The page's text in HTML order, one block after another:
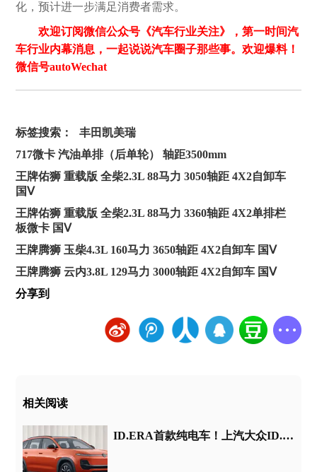
化，预计进一步满足消费者需求。
欢迎订阅微信公众号《汽车行业关注》，第一时间汽
车行业内幕消息，一起说说汽车圈子那些事。欢迎爆料！
微信号autoWechat
标签搜索：
丰田凯美瑞
717微卡 汽油单排（后单轮） 轴距3500mm
王牌佑狮 重载版 全柴2.3L 88马力 3050轴距 4X2自卸车
国Ⅴ
王牌佑狮 重载版 全柴2.3L 88马力 3360轴距 4X2单排栏
板微卡 国Ⅴ
王牌腾狮 玉柴4.3L 160马力 3650轴距 4X2自卸车 国Ⅴ
王牌腾狮 云内3.8L 129马力 3000轴距 4X2自卸车 国Ⅴ
分享到
相关阅读
ID.ERA首款纯电车！上汽大众ID.ERA 5X官图发布